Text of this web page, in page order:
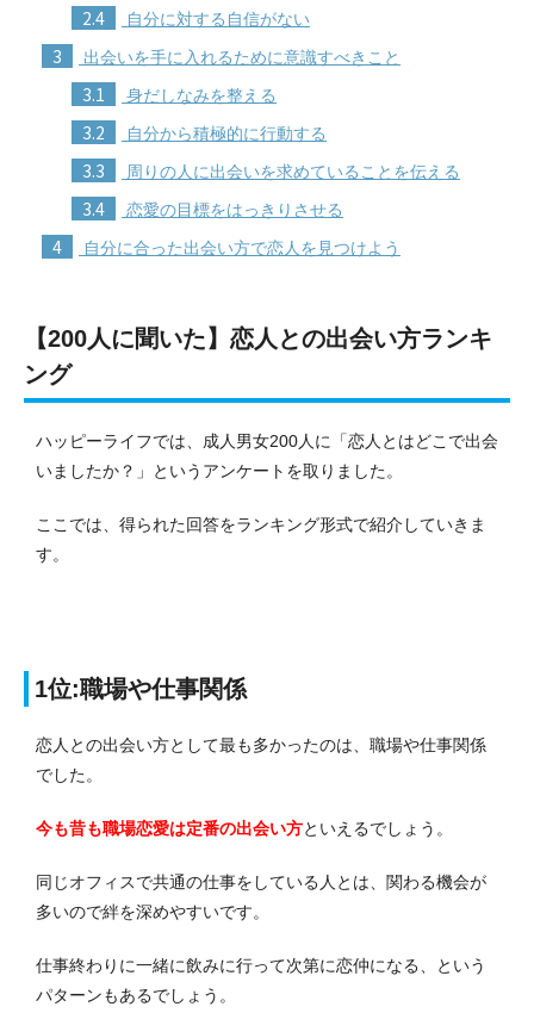
2.4 自分に対する自信がない
3 出会いを手に入れるために意識すべきこと
3.1 身だしなみを整える
3.2 自分から積極的に行動する
3.3 周りの人に出会いを求めていることを伝える
3.4 恋愛の目標をはっきりさせる
4 自分に合った出会い方で恋人を見つけよう
【200人に聞いた】恋人との出会い方ランキ
ング
ハッピーライフでは、成人男女200人に「恋人とはどこで出会
いましたか？」というアンケートを取りました。
ここでは、得られた回答をランキング形式で紹介していきま
す。
1位:職場や仕事関係
恋人との出会い方として最も多かったのは、職場や仕事関係
でした。
今も昔も職場恋愛は定番の出会い方といえるでしょう。
同じオフィスで共通の仕事をしている人とは、関わる機会が
多いので絆を深めやすいです。
仕事終わりに一緒に飲みに行って次第に恋仲になる、という
パターンもあるでしょう。